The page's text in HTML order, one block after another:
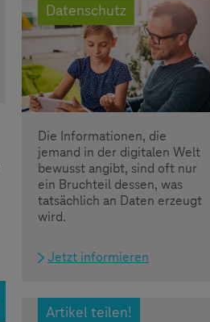
Datenschutz
Die Informationen, die
jemand in der digitalen Welt
bewusst angibt, sind oft nur
ein Bruchteil dessen, was
tatsächlich an Daten erzeugt
wird.
Jetzt informieren
Artikel teilen!